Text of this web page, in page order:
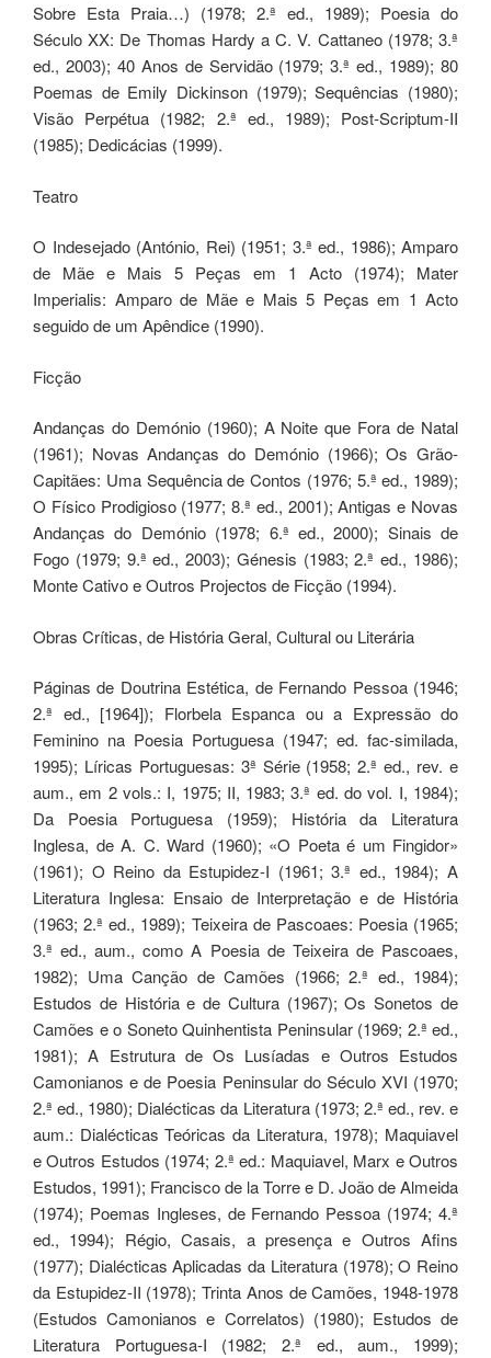
Sobre Esta Praia…) (1978; 2.ª ed., 1989); Poesia do
Século XX: De Thomas Hardy a C. V. Cattaneo (1978; 3.ª
ed., 2003); 40 Anos de Servidão (1979; 3.ª ed., 1989); 80
Poemas de Emily Dickinson (1979); Sequências (1980);
Visão Perpétua (1982; 2.ª ed., 1989); Post-Scriptum-II
(1985); Dedicácias (1999).
Teatro
O Indesejado (António, Rei) (1951; 3.ª ed., 1986); Amparo
de Mãe e Mais 5 Peças em 1 Acto (1974); Mater
Imperialis: Amparo de Mãe e Mais 5 Peças em 1 Acto
seguido de um Apêndice (1990).
Ficção
Andanças do Demónio (1960); A Noite que Fora de Natal
(1961); Novas Andanças do Demónio (1966); Os Grão-
Capitães: Uma Sequência de Contos (1976; 5.ª ed., 1989);
O Físico Prodigioso (1977; 8.ª ed., 2001); Antigas e Novas
Andanças do Demónio (1978; 6.ª ed., 2000); Sinais de
Fogo (1979; 9.ª ed., 2003); Génesis (1983; 2.ª ed., 1986);
Monte Cativo e Outros Projectos de Ficção (1994).
Obras Críticas, de História Geral, Cultural ou Literária
Páginas de Doutrina Estética, de Fernando Pessoa (1946;
2.ª ed., [1964]); Florbela Espanca ou a Expressão do
Feminino na Poesia Portuguesa (1947; ed. fac-similada,
1995); Líricas Portuguesas: 3ª Série (1958; 2.ª ed., rev. e
aum., em 2 vols.: I, 1975; II, 1983; 3.ª ed. do vol. I, 1984);
Da Poesia Portuguesa (1959); História da Literatura
Inglesa, de A. C. Ward (1960); «O Poeta é um Fingidor»
(1961); O Reino da Estupidez-I (1961; 3.ª ed., 1984); A
Literatura Inglesa: Ensaio de Interpretação e de História
(1963; 2.ª ed., 1989); Teixeira de Pascoaes: Poesia (1965;
3.ª ed., aum., como A Poesia de Teixeira de Pascoaes,
1982); Uma Canção de Camões (1966; 2.ª ed., 1984);
Estudos de História e de Cultura (1967); Os Sonetos de
Camões e o Soneto Quinhentista Peninsular (1969; 2.ª ed.,
1981); A Estrutura de Os Lusíadas e Outros Estudos
Camonianos e de Poesia Peninsular do Século XVI (1970;
2.ª ed., 1980); Dialécticas da Literatura (1973; 2.ª ed., rev. e
aum.: Dialécticas Teóricas da Literatura, 1978); Maquiavel
e Outros Estudos (1974; 2.ª ed.: Maquiavel, Marx e Outros
Estudos, 1991); Francisco de la Torre e D. João de Almeida
(1974); Poemas Ingleses, de Fernando Pessoa (1974; 4.ª
ed., 1994); Régio, Casais, a presença e Outros Afins
(1977); Dialécticas Aplicadas da Literatura (1978); O Reino
da Estupidez-II (1978); Trinta Anos de Camões, 1948-1978
(Estudos Camonianos e Correlatos) (1980); Estudos de
Literatura Portuguesa-I (1982; 2.ª ed., aum., 1999);